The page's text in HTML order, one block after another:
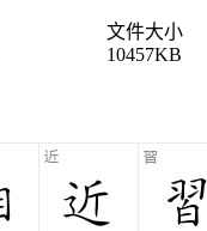
文件大小
10457KB